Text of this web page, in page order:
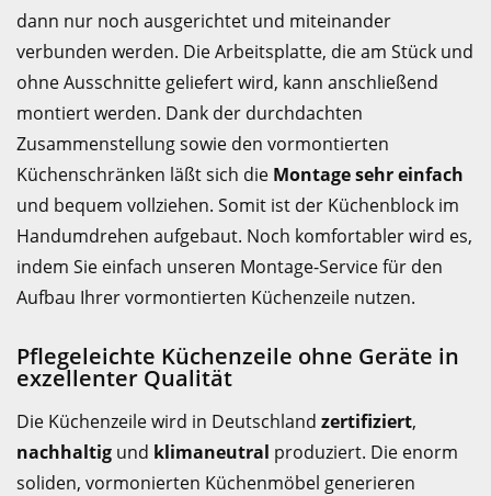
dann nur noch ausgerichtet und miteinander
verbunden werden. Die Arbeitsplatte, die am Stück und
ohne Ausschnitte geliefert wird, kann anschließend
montiert werden. Dank der durchdachten
Zusammenstellung sowie den vormontierten
Küchenschränken läßt sich die Montage sehr einfach
und bequem vollziehen. Somit ist der Küchenblock im
Handumdrehen aufgebaut. Noch komfortabler wird es,
indem Sie einfach unseren Montage-Service für den
Aufbau Ihrer vormontierten Küchenzeile nutzen.
Pflegeleichte Küchenzeile ohne Geräte in
exzellenter Qualität
Die Küchenzeile wird in Deutschland zertifiziert,
nachhaltig und klimaneutral produziert. Die enorm
soliden, vormonierten Küchenmöbel generieren